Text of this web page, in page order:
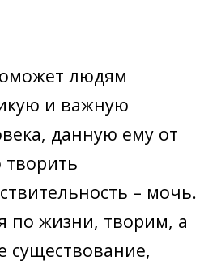
людям
и важную
данную ему от
творить
– мочь.
по жизни, творим, а
существование,